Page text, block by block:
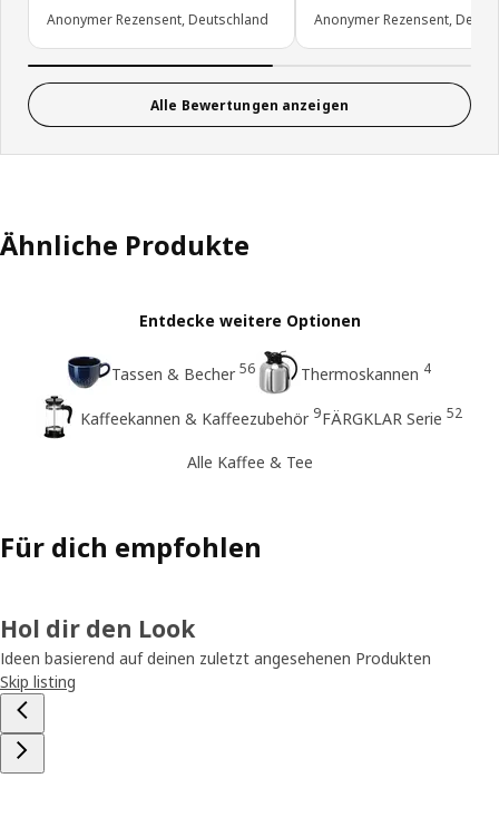
Anonymer Rezensent, Deutschland Anonymer Rezensent,
Alle Bewertungen anzeigen
Ähnliche Produkte
Entdecke weitere Optionen
Tassen & Becher 56 Thermoskannen 4
Kaffeekannen & Kaffeezubehör 9FÄRGKLAR Serie 52
Alle Kaffee & Tee
Für dich empfohlen
Hol dir den Look
Ideen basierend auf deinen zuletzt angesehenen Produkten
Skip listing